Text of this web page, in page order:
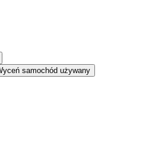
samochód używany